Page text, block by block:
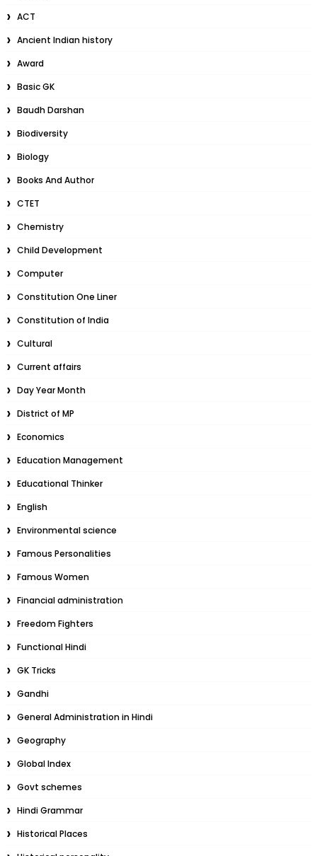
ACT
Ancient Indian history
Award
Basic GK
Baudh Darshan
Biodiversity
Biology
Books And Author
CTET
Chemistry
Child Development
Computer
Constitution One Liner
Constitution of India
Cultural
Current affairs
Day Year Month
District of MP
Economics
Education Management
Educational Thinker
English
Environmental science
Famous Personalities
Famous Women
Financial administration
Freedom Fighters
Functional Hindi
GK Tricks
Gandhi
General Administration in Hindi
Geography
Global Index
Govt schemes
Hindi Grammar
Historical Places